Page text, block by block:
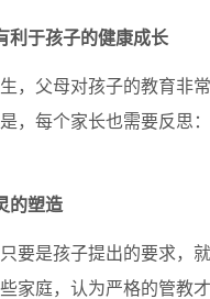
利于孩子的健康成长
父母对孩子的教育非
，每个家长也需要反思
的塑造
是孩子提出的要求，
家庭，认为严格的管教